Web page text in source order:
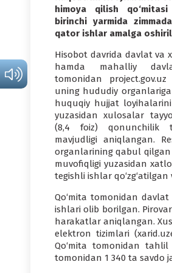
hi­moya qilish
birinchi yarmida
qator ishlar amalga
Hisobot davrida davlat va
hamda mahalliy
tomonidan
uning hududiy
huquqiy hujjat
yuzasidan xulosalar
(8,4 foiz) qonunchilik
mavjudligi aniqlangan.
organlari­ning qabul qilgan
muvofiqligi yuzasidan
tegishli ishlar
Qo‘mita tomonidan
ishlari olib borilgan.
harakatlar aniqlangan.
elektron tizimla­ri
Qo‘mita tomonidan
tomonidan 1 340 ta savdo